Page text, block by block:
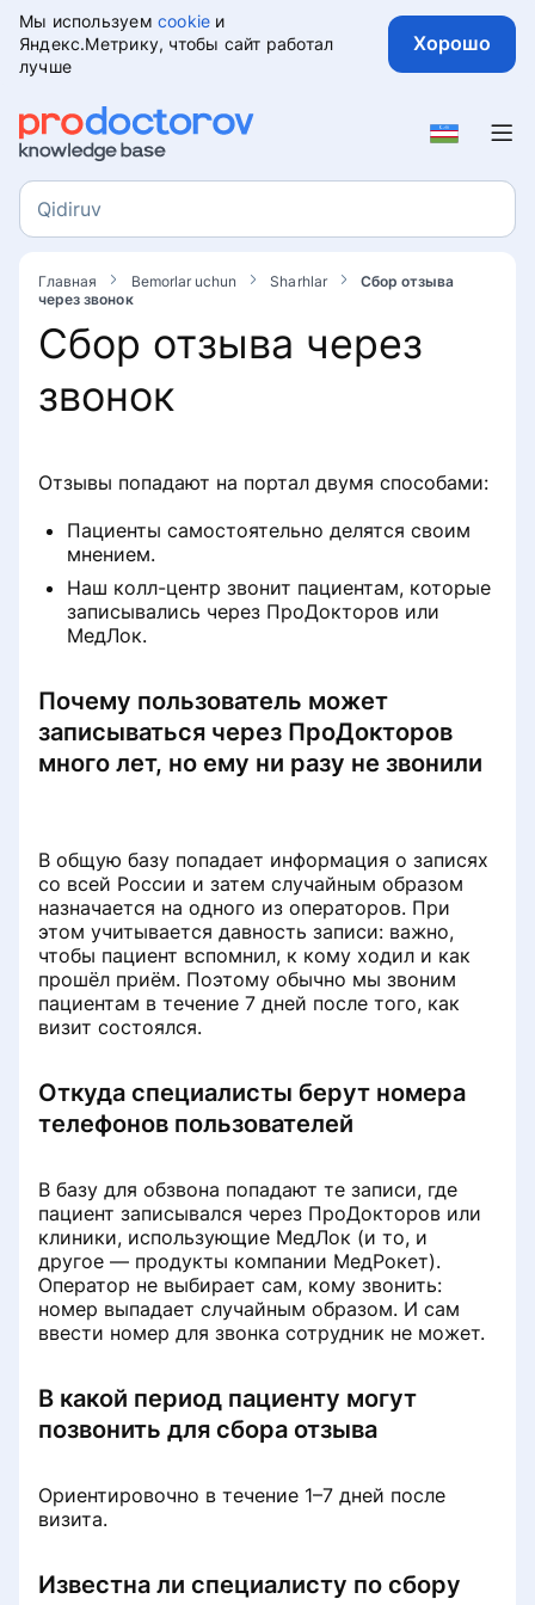
Мы используем cookie и
Яндекс.Метрику, чтобы сайт работал
лучше
Хорошо
Bemorlar uchun
kerakProDoctorov
Fikr-mulohazalarni yozish bo'yicha
Qaytarib olishning ishonchliligini
qanday hujjat bilan tasdiqlash
mumkin
onlayn qabulni qanday tasdiqlash
mumkin
Nima uchun sharh rad etilishi
mumkin va uni qayta yuborish uchun
qanday tuzatish kerak
Sharhingizni portaldan qanday olib
tashlash mumkinProDoctorov
Почему пациенту важно
загружать документы при
оставлении отзыва
Сбор отзыва через звонок
Portalda shifokorni qanday tanlash
Shaxsiy hisob va Medtochka
Yozuvni bekor qilish yoki
Как записаться на услугу или
Shifokorlar
Qidiruv
Qidiruv
Главная Bemorlar uchun Sharhlar
Сбор отзыва
через звонок
Сбор отзыва через
звонок
Отзывы попадают на портал двумя способами:
Пациенты самостоятельно делятся своим
мнением.
Наш колл-центр звонит пациентам, которые
записывались через ПроДокторов или
МедЛок.
Почему пользователь может
записываться через ПроДокторов
много лет, но ему ни разу не звонили
В общую базу попадает информация о записях
со всей России и затем случайным образом
назначается на одного из операторов. При
этом учитывается давность записи: важно,
чтобы пациент вспомнил, к кому ходил и как
прошёл приём. Поэтому обычно мы звоним
пациентам в течение 7 дней после того, как
визит состоялся.
Откуда специалисты берут номера
телефонов пользователей
В базу для обзвона попадают те записи, где
пациент записывался через ПроДокторов или
клиники, использующие МедЛок (и то, и
другое — продукты компании МедРокет).
Оператор не выбирает сам, кому звонить:
номер выпадает случайным образом. И сам
ввести номер для звонка сотрудник не может.
В какой период пациенту могут
позвонить для сбора отзыва
Ориентировочно в течение 1–7 дней после
визита.
Известна ли специалисту по сбору